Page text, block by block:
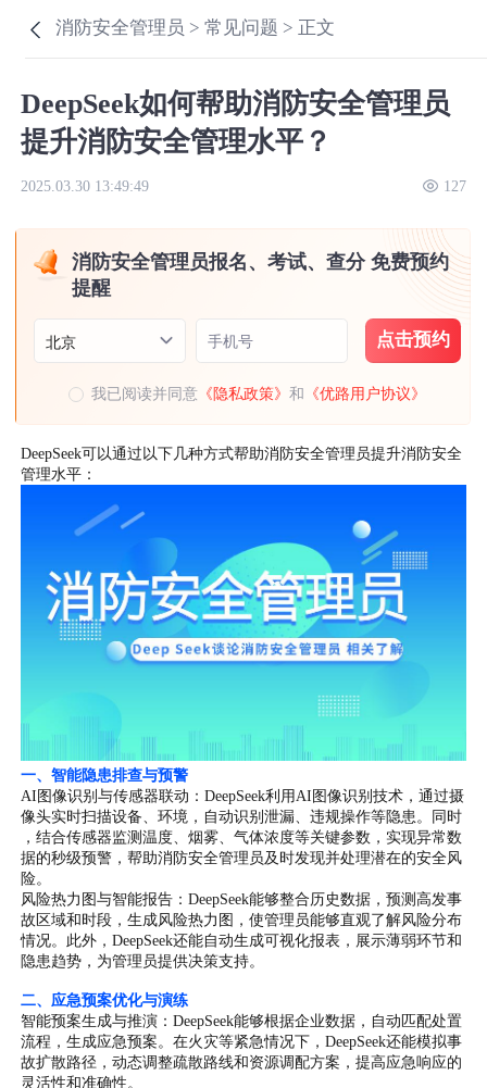
消防安全管理员 >常见问题 > 正文
DeepSeek如何帮助消防安全管理员
提升消防安全管理水平？
2025.03.30 13:49:49 127
消防安全管理员报名、考试、查分 免费预约
提醒
北京 手机号 点击预约
我已阅读并同意 《隐私政策》和 《优路用户协议》
DeepSeek可以通过以下几种方式帮助消防安全管理员提升消防安全
管理水平：
一、智能隐患排查与预警
AI图像识别与传感器联动：DeepSeek利用AI图像识别技术，通过摄
像头实时扫描设备、环境，自动识别泄漏、违规操作等隐患。同时
，结合传感器监测温度、烟雾、气体浓度等关键参数，实现异常数
据的秒级预警，帮助消防安全管理员及时发现并处理潜在的安全风
险。
风险热力图与智能报告：DeepSeek能够整合历史数据，预测高发事
故区域和时段，生成风险热力图，使管理员能够直观了解风险分布
情况。此外，DeepSeek还能自动生成可视化报表，展示薄弱环节和
隐患趋势，为管理员提供决策支持。
二、应急预案优化与演练
智能预案生成与推演：DeepSeek能够根据企业数据，自动匹配处置
流程，生成应急预案。在火灾等紧急情况下，DeepSeek还能模拟事
故扩散路径，动态调整疏散路线和资源调配方案，提高应急响应的
灵活性和准确性。